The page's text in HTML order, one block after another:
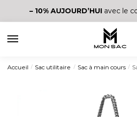
– 10% AUJOURD’HUIavec le
Accueil / Sac utilitaire / Sac à main cours /